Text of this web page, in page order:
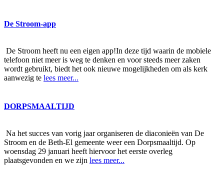
De Stroom-app
De Stroom heeft nu een eigen app!In deze tijd waarin de mobiele
telefoon niet meer is weg te denken en voor steeds meer zaken
wordt gebruikt, biedt het ook nieuwe mogelijkheden om als kerk
aanwezig te lees meer...
DORPSMAALTIJD
Na het succes van vorig jaar organiseren de diaconieën van De
Stroom en de Beth-El gemeente weer een Dorpsmaaltijd. Op
woensdag 29 januari heeft hiervoor het eerste overleg
plaatsgevonden en we zijn lees meer...